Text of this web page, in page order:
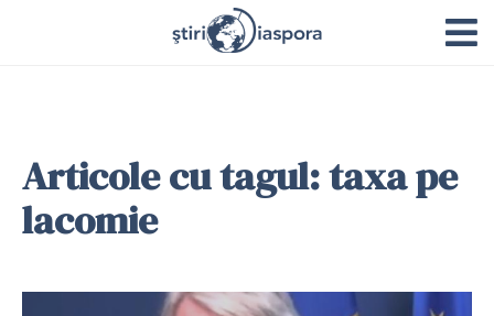
Articole cu tagul: taxa pe
lacomie